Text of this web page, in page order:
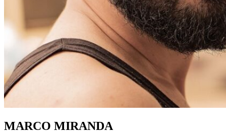
MARCO MIRANDA